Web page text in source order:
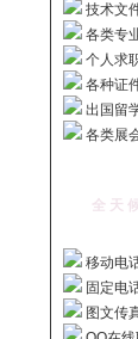
技术文
各类专
个人求
各种证
出国留
各类展
全 天
移动电
固定电
图文传